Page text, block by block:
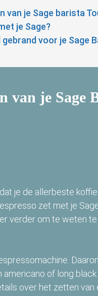
van je Sage barista
je Sage?
voor je Sage
van je
je de allerbeste
zet met je
verder om te weten
americano of long
over het zetten van